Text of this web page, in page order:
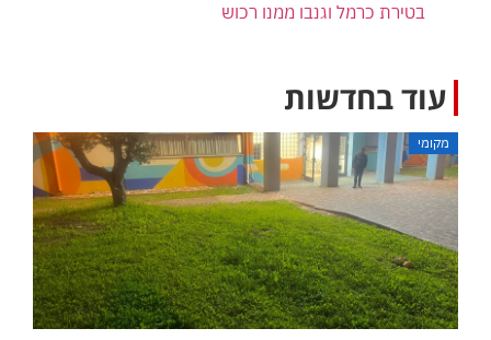
בטירת כרמל וגנבו ממנו רכוש
עוד בחדשות
מקומי